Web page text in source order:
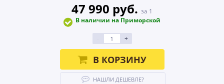
47 990 руб. за 1
В наличии на Приморской
- +
В КОРЗИНУ
НАШЛИ ДЕШЕВЛЕ?